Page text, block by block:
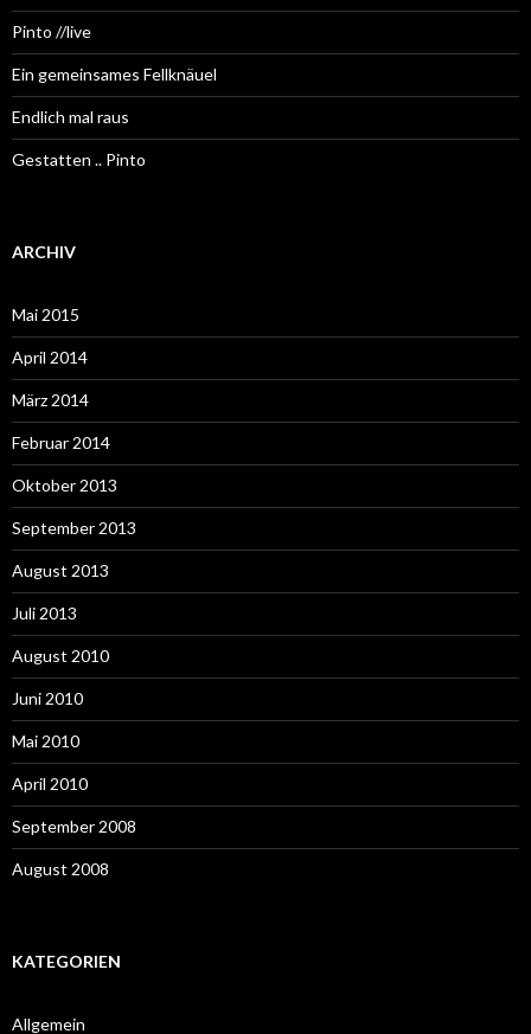
Pinto //live
Ein gemeinsames Fellknäuel
Endlich mal raus
Gestatten .. Pinto
ARCHIV
Mai 2015
April 2014
März 2014
Februar 2014
Oktober 2013
September 2013
August 2013
Juli 2013
August 2010
Juni 2010
Mai 2010
April 2010
September 2008
August 2008
KATEGORIEN
Allgemein